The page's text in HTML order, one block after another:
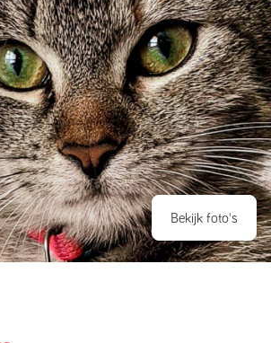
Bekijk foto's